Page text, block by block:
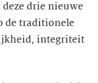
deze drie nieuwe
de traditionele
integriteit